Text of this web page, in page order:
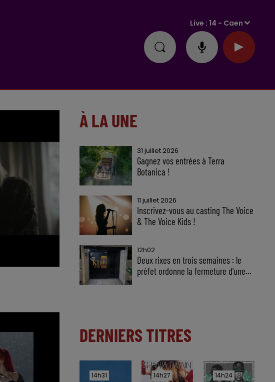
Live :14 - Caen
À LA UNE
31 juillet 2026
Gagnez vos entrées à Terra
Botanica !
11 juillet 2026
Inscrivez-vous au casting The Voice
& The Voice Kids !
12h02
Deux rixes en trois semaines : le
préfet ordonne la fermeture d'une...
DERNIERS TITRES
14h31
14h31 14h27
14h27 14h24
14h24